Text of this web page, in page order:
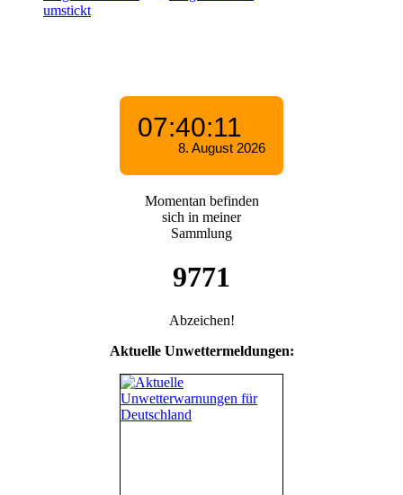
Momentan befinden
sich in meiner
Sammlung
9771
Abzeichen!
Aktuelle Unwettermeldungen: